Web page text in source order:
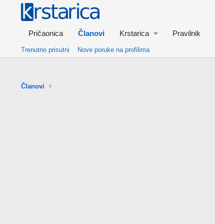
Pričaonica Članovi Krstarica Pravilnik
Trenutno prisutni Nove poruke na profilima
Članovi